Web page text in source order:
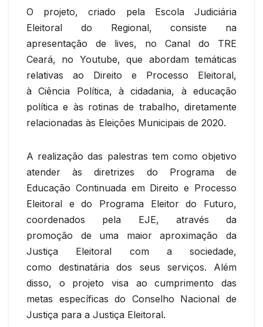
O projeto, criado pela Escola Judiciária
Eleitoral do Regional, consiste na
apresentação de lives, no Canal do TRE
Ceará, no Youtube, que abordam temáticas
relativas ao Direito e Processo Eleitoral,
à Ciência Política, à cidadania, à educação
política e às rotinas de trabalho, diretamente
relacionadas às Eleições Municipais de 2020.
A realização das palestras tem como objetivo
atender às diretrizes do Programa de
Educação Continuada em Direito e Processo
Eleitoral e do Programa Eleitor do Futuro,
coordenados pela EJE, através da
promoção de uma maior aproximação da
Justiça Eleitoral com a sociedade,
como destinatária dos seus serviços. Além
disso, o projeto visa ao cumprimento das
metas específicas do Conselho Nacional de
Justiça para a Justiça Eleitoral.